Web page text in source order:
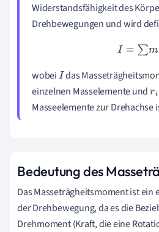
Widerstandsfähigkeit des
Drehbewegungen und wird
I= ∑miri
wobeiI das
einzelnen Masselemente undri
Masseelemente zur Drehachse
Bedeutung des
Das Masseträgheitsmoment ist ein
der Drehbewegung, da es die
Drehmoment (Kraft, die eine